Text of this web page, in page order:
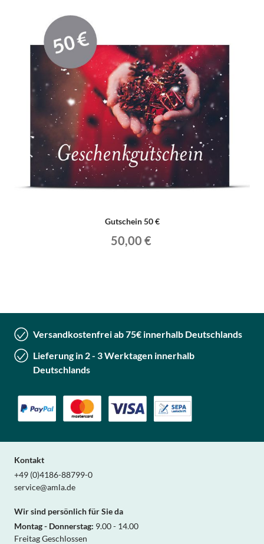
Gutschein 50 €
50,00 €
Versandkostenfrei ab 75€ innerhalb Deutschlands
Lieferung in 2 - 3 Werktagen innerhalb
Deutschlands
Kontakt
+49 (0)4186-88799-0
service@amla.de
Wir sind persönlich für Sie da
Montag - Donnerstag: 9.00 - 14.00
Freitag Geschlossen